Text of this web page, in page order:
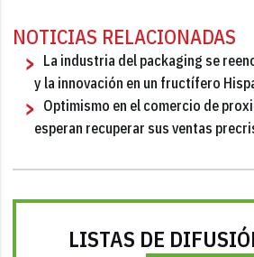
NOTICIAS RELACIONADAS
La industria del packaging se
y la innovación en un fructífero
Optimismo en el comercio de
esperan recuperar sus ventas
LISTAS DE